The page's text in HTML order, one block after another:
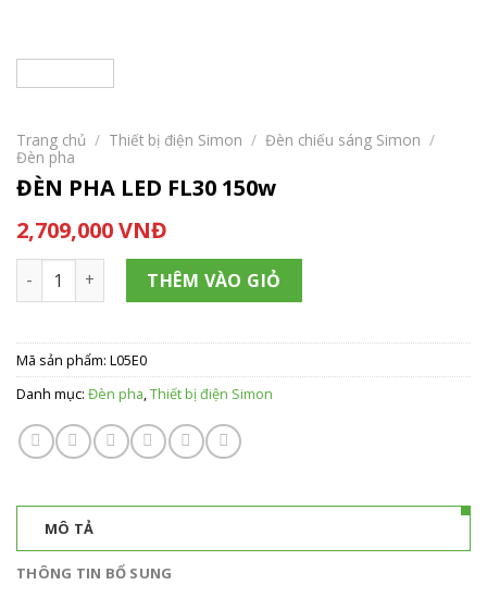
Trang chủ / Thiết bị điện Simon / Đèn chiếu sáng Simon /
Đèn pha
ĐÈN PHA LED FL30 150w
2,709,000VNĐ
ĐÈN PHA LED FL30 150w số lượng
THÊM VÀO GIỎ
Mã sản phẩm: L05E0
Danh mục: Đèn pha,Thiết bị điện Simon
MÔ TẢ
THÔNG TIN BỔ SUNG